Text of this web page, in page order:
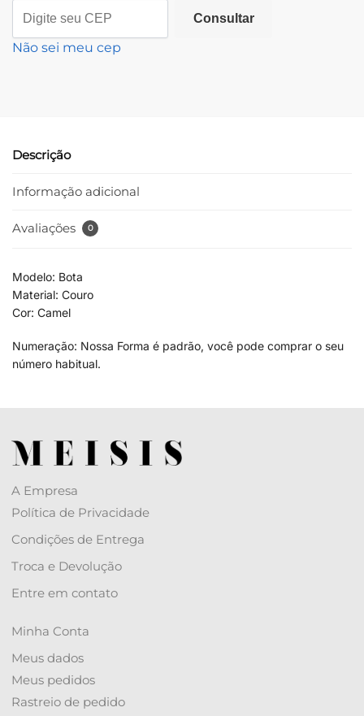
Consultar
Não sei meu cep
Descrição
Informação adicional
Avaliações 0
Modelo: Bota
Material: Couro
Cor: Camel
Numeração: Nossa Forma é padrão, você pode comprar o seu
número habitual.
A Empresa
Política de Privacidade
Condições de Entrega
Troca e Devolução
Entre em contato
Minha Conta
Meus dados
Meus pedidos
Rastreio de pedido